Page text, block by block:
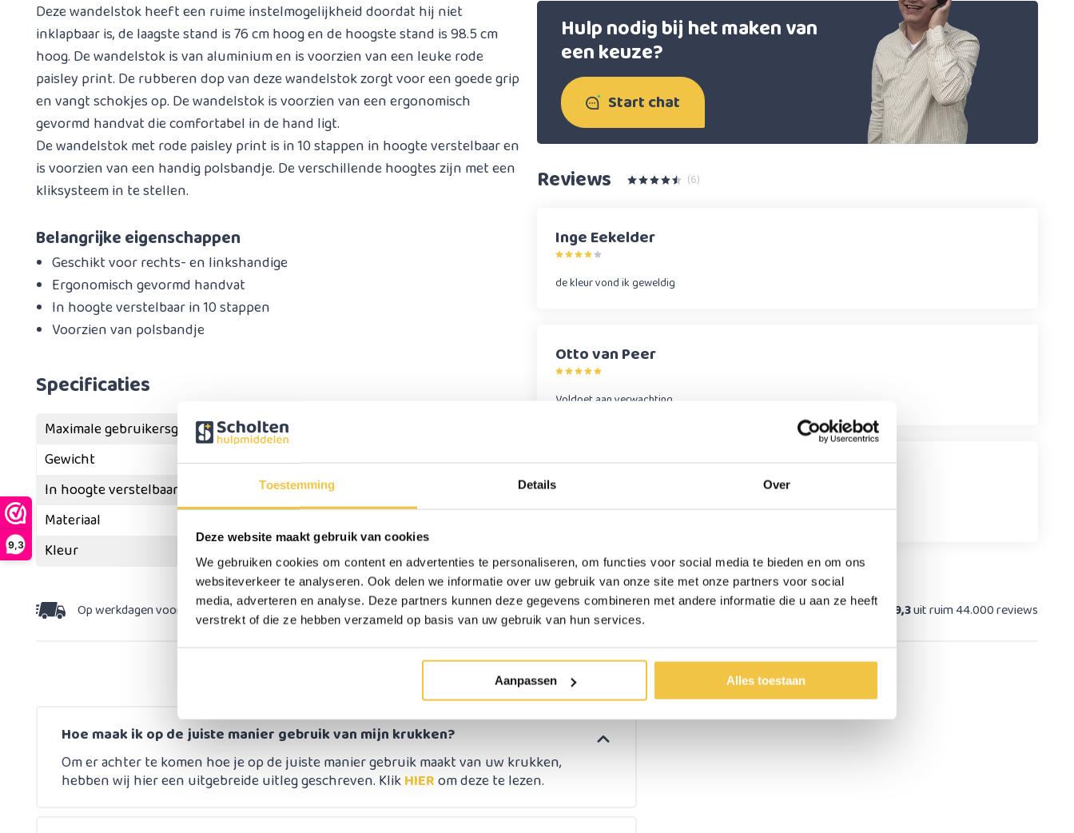
Toestemming Details Over
Deze website maakt gebruik van cookies
We gebruiken cookies om content en advertenties te personaliseren, om functies voor social media te bieden en om ons
websiteverkeer te analyseren. Ook delen we informatie over uw gebruik van onze site met onze partners voor social
media, adverteren en analyse. Deze partners kunnen deze gegevens combineren met andere informatie die u aan ze heeft
verstrekt of die ze hebben verzameld op basis van uw gebruik van hun services.
Aanpassen Alles toestaan
9,3
Deze wandelstok heeft een ruime instelmogelijkheid doordat hij niet
inklapbaar is, de laagste stand is 76 cm hoog en de hoogste stand is 98.5 cm
hoog. De wandelstok is van aluminium en is voorzien van een leuke rode
paisley print. De rubberen dop van deze wandelstok zorgt voor een goede grip
en vangt schokjes op. De wandelstok is voorzien van een ergonomisch
gevormd handvat die comfortabel in de hand ligt.
De wandelstok met rode paisley print is in 10 stappen in hoogte verstelbaar en
is voorzien van een handig polsbandje. De verschillende hoogtes zijn met een
kliksysteem in te stellen.
Belangrijke eigenschappen
Geschikt voor rechts- en linkshandige
Ergonomisch gevormd handvat
In hoogte verstelbaar in 10 stappen
Voorzien van polsbandje
Specificaties
Maximale gebruikersgewicht
Gewicht
360 gram
In hoogte verstelbaar
Materiaal
Kleur
Hulp nodig bij het maken van
een keuze?
Start chat
Reviews (6)
Inge Eekelder
de kleur vond ik geweldig
Otto van Peer
Voldoet aan verwachting
Fred
Meerlezen
Op werkdagen voor 15:30 besteld,dezelfde dag verzonden Persoonlijkadvies op maat 9,3uit ruim 44.000 reviews
Hoe maak ik op de juiste manier gebruik van mijn krukken?
Om er achter te komen hoe je op de juiste manier gebruik maakt van uw krukken,
hebben wij hier een uitgebreide uitleg geschreven. KlikHIERom deze te lezen.